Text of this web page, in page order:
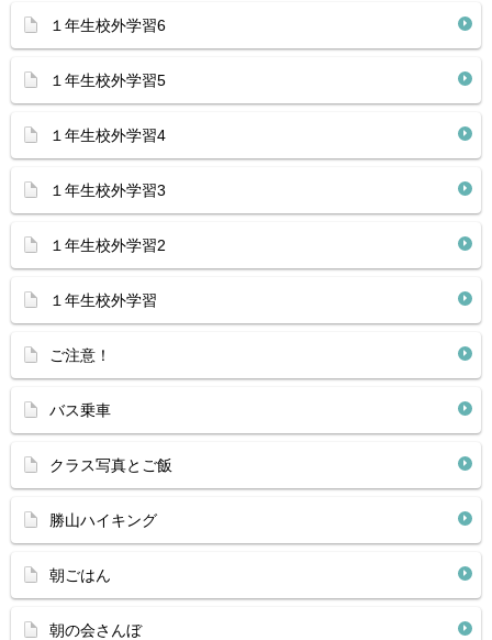
１年生校外学習6
１年生校外学習5
１年生校外学習4
１年生校外学習3
１年生校外学習2
１年生校外学習
ご注意！
バス乗車
クラス写真とご飯
勝山ハイキング
朝ごはん
朝の会さんぼ